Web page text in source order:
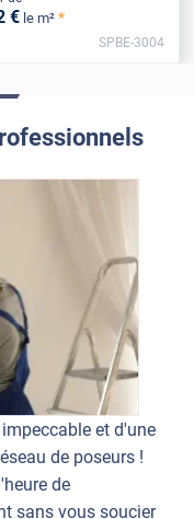
€ le m² *
SPBE-3004
et d'une
de poseurs !
de
sans vous soucier